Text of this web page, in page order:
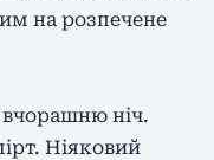
на розпечене
вчорашню ніч.
Ніяковий